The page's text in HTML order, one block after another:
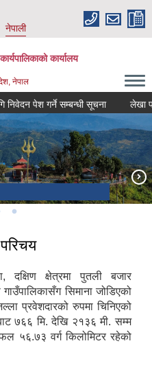
नेपाली
कार्यालय
नेपाल
निवेदन पेश गर्ने सम्बन्धी सूचना लेखा
दक्षिण क्षेत्रमा पुतली बजार
सिमाना जोडिएको
प्रवेशदारको रुपमा चिनिएको
७६६ मि. देखि २१३६ मी. सम्म
५६.७३ वर्ग किलोमिटर रहेको